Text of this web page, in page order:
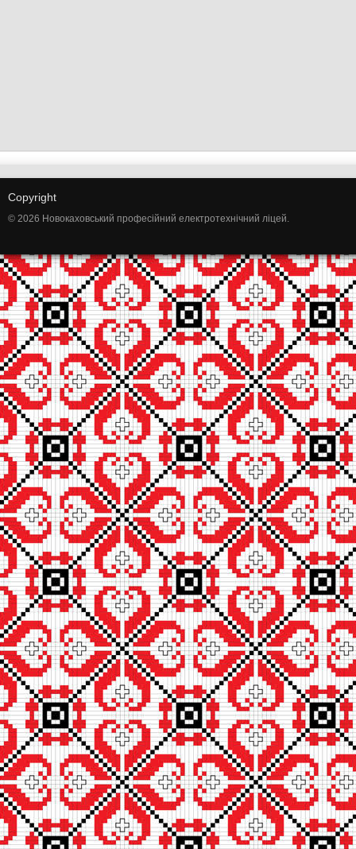
Copyright
© 2026 Новокаховський професійний електротехнічний ліцей.